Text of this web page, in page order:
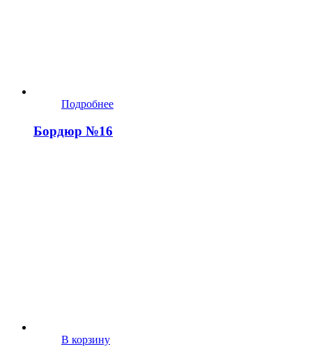
Подробнее
Бордюр №16
В корзину